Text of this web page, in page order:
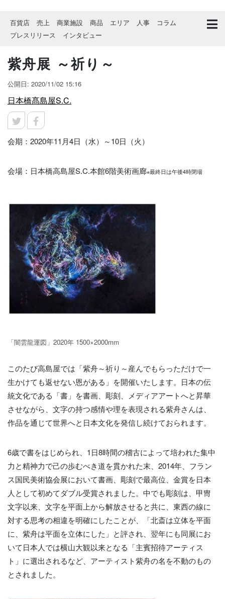
百貨店 売上 商業施設 商品 エリア 人事
コラム
プレスリリース
インタビュー
紫舟展 ～祈り～
公開日: 2020/11/02 15:16
日本橋髙島屋S.C.
会期：2020年11月4日（水）～10日（火）
会場：日本橋高島屋S.C.本館6階美術画廊※最終日は午後4時閉場
「闇雲龍運図」2020年 1500×2000mm
このたび高島屋では「紫舟～祈り～産んでもらっただけで一
生かけても返せない恩がある」を開催いたします。日本の伝
統文化である「書」を書画、彫刻、メディアアートへと昇華
させながら、文字の持つ感情や理を表現される紫舟さんは、
作品を通じて世界へと日本文化を発信し続けておられます。
6歳で書をはじめられ、1日8時間の稽古によって培われた集中
力と精神力で己の歩むべき道を貫かれた末、2014年、フラン
ス国民美術協会展において書画、彫刻で最高位、金賞を日本
人として初めてダブル受賞されました。中でも彫刻は、甲冑
文字以来、文字を平面上から解放させると共に、東西の線に
対する思考の相違を明確にしたことが、「北斎は立体を平面
に、紫舟は平面を立体にした」と評され、翌年にも同展にお
いて日本人では横山大観以来となる「主賓招待アーティス
ト」に選出されるなど、アーティスト紫舟の名を不動のもの
とされました。